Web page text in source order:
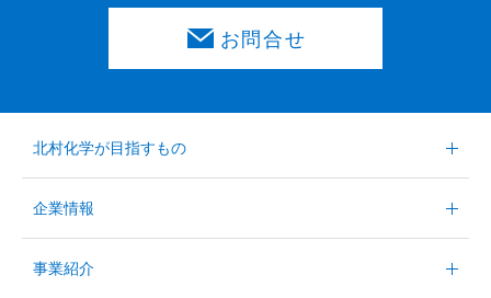
お問合せ
北村化学が目指すもの
企業情報
事業紹介